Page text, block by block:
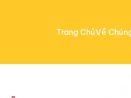
Trang ChủVề